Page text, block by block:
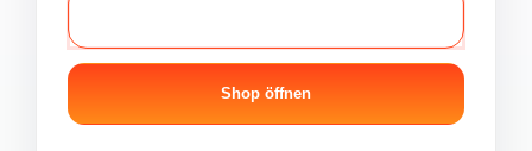
Shop öffnen